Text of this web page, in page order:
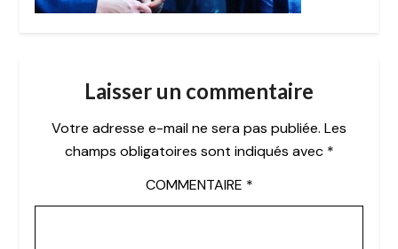
Laisser un commentaire
Votre adresse e-mail ne sera pas publiée. Les
champs obligatoires sont indiqués avec *
COMMENTAIRE *